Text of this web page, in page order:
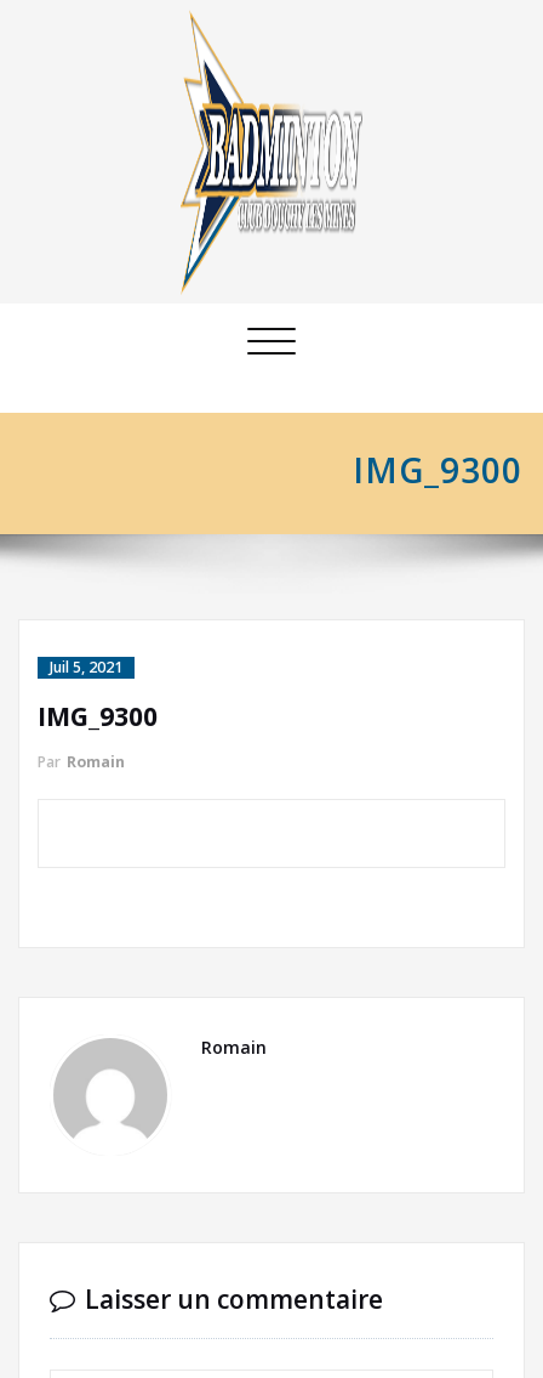
Afficher/masquer
IMG_9300
Juil 5, 2021
IMG_9300
Par Romain
Romain
Laisser un commentaire